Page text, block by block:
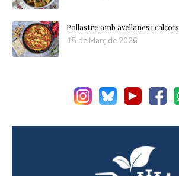
Pollastre amb avellanes i calçots
15 de Març de 2026